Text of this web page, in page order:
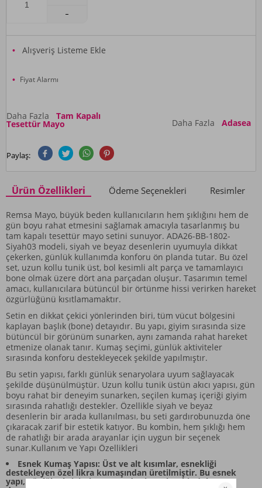
Alışveriş Listeme Ekle
Fiyat Alarmı
Daha Fazla Tam Kapalı
Tesettür Mayo Daha Fazla Adasea
Paylaş:
Ürün Özellikleri Ödeme Seçenekleri Resimler
Remsa Mayo, büyük beden kullanıcıların hem şıklığını hem de
gün boyu rahat etmesini sağlamak amacıyla tasarlanmış bu
tam kapalı tesettür mayo setini sunuyor. ADA26-BB-1802-
Siyah03 modeli, siyah ve beyaz desenlerin uyumuyla dikkat
çekerken, günlük kullanımda konforu ön planda tutar. Bu özel
set, uzun kollu tunik üst, bol kesimli alt parça ve tamamlayıcı
bone olmak üzere dört ana parçadan oluşur. Tasarımın temel
amacı, kullanıcılara bütüncül bir örtünme hissi verirken hareket
özgürlüğünü kısıtlamamaktır.
Setin en dikkat çekici yönlerinden biri, tüm vücut bölgesini
kaplayan başlık (bone) detayıdır. Bu yapı, giyim sırasında size
bütüncül bir görünüm sunarken, aynı zamanda rahat hareket
etmenize olanak tanır. Kumaş seçimi, günlük aktiviteler
sırasında konforu destekleyecek şekilde yapılmıştır.
Bu setin yapısı, farklı günlük senaryolara uyum sağlayacak
şekilde düşünülmüştür. Uzun kollu tunik üstün akıcı yapısı, gün
boyu rahat bir deneyim sunarken, seçilen kumaş içeriği giyim
sırasında rahatlığı destekler. Özellikle siyah ve beyaz
desenlerin bir arada kullanılması, bu seti gardırobunuzda öne
çıkaracak zarif bir estetik katıyor. Bu kombin, hem şıklığı hem
de rahatlığı bir arada arayanlar için uygun bir seçenek
sunar.Kullanım ve Yapı Özellikleri
Esnek Kumaş Yapısı: Üst ve alt kısımlar, esnekliği
destekleyen özel likra kumaşından üretilmiştir. Bu esnek
yapı, günlük aktiviteler sırasında size rahat bir dolaşım